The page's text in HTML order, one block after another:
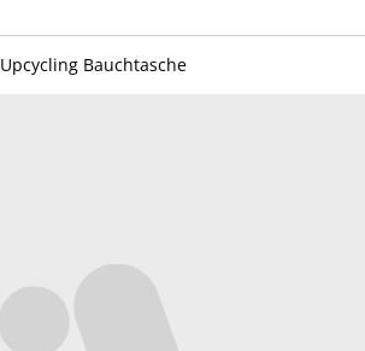
Upcycling Bauchtasche